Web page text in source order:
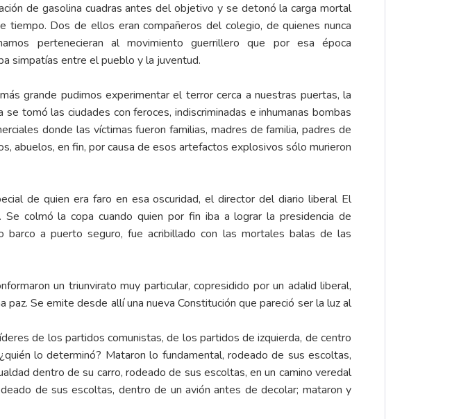
de gasolina cuadras antes del objetivo y se detonó la carga mortal
tiempo. Dos de ellos eran compañeros del colegio, de quienes nunca
pertenecieran al movimiento guerrillero que por esa época
simpatías entre el pueblo y la juventud.
grande pudimos experimentar el terror cerca a nuestras puertas, la
se tomó las ciudades con feroces, indiscriminadas e inhumanas bombas
donde las víctimas fueron familias, madres de familia, padres de
abuelos, en fin, por causa de esos artefactos explosivos sólo murieron
de quien era faro en esa oscuridad, el director del diario liberal El
colmó la copa cuando quien por fin iba a lograr la presidencia de
a puerto seguro, fue acribillado con las mortales balas de las
un triunvirato muy particular, copresidido por un adalid liberal,
Se emite desde allí una nueva Constitución que pareció ser la luz al
de los partidos comunistas, de los partidos de izquierda, de centro
lo determinó? Mataron lo fundamental, rodeado de sus escoltas,
dentro de su carro, rodeado de sus escoltas, en un camino veredal
de sus escoltas, dentro de un avión antes de decolar; mataron y